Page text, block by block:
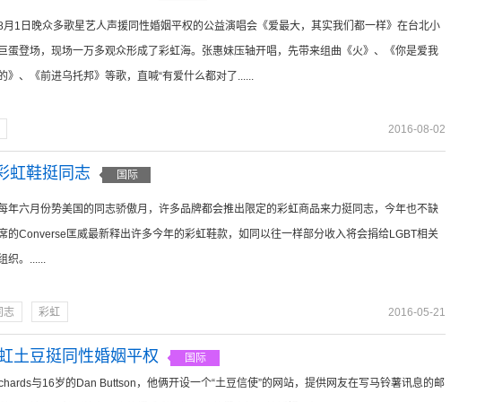
月1日晚众多歌星艺人声援同性婚姻平权的公益演唱会《爱最大，其实我们都一样》在台北小
巨蛋登场，现场一万多观众形成了彩虹海。张惠妹压轴开唱，先带来组曲《火》、《你是爱我
》、《前进乌托邦》等歌，直喊“有爱什么都对了......
2016-08-02
虹鞋挺同志 国际
年六月份势美国的同志骄傲月，许多品牌都会推出限定的彩虹商品来力挺同志，今年也不缺
的Converse匡威最新释出许多今年的彩虹鞋款，如同以往一样部分收入将会捐给LGBT相关
织。......
志 彩虹 2016-05-21
土豆挺同性婚姻平权
国际
与16岁的Dan Buttson，他俩开设一个“土豆信使”的网站，提供网友在写马铃薯讯息的邮